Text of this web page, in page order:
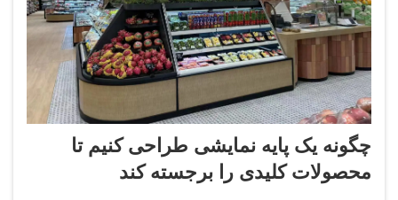
چگونه یک پایه نمایشی طراحی کنیم تا
محصولات کلیدی را برجسته کند